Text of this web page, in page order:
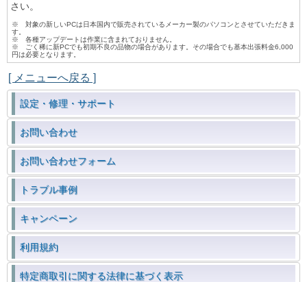
さい。
※ 対象の新しいPCは日本国内で販売されているメーカー製のパソコンとさせていただきま
す。
※ 各種アップデートは作業に含まれておりません。
※ ごく稀に新PCでも初期不良の品物の場合があります。その場合でも基本出張料金6,000
円は必要となります。
[ メニューへ戻る ]
設定・修理・サポート
お問い合わせ
お問い合わせフォーム
トラブル事例
キャンペーン
利用規約
特定商取引に関する法律に基づく表示